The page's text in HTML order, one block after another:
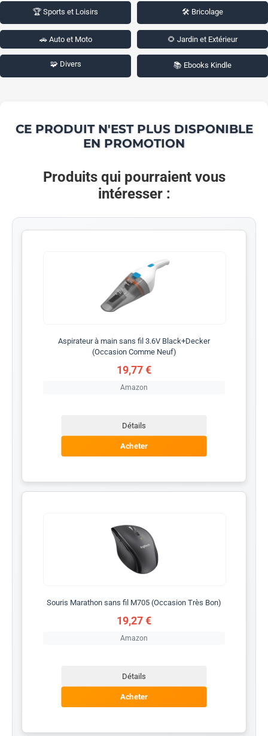
🏆 Sports et Loisirs 🛠️ Bricolage
🚗 Auto et Moto 🌻 Jardin et Extérieur
🧩 Divers 📚 Ebooks Kindle
CE PRODUIT N'EST PLUS DISPONIBLE
EN PROMOTION
Produits qui pourraient vous
intéresser :
Aspirateur à main sans fil 3.6V Black+Decker
(Occasion Comme Neuf)
19,77 €
Amazon
Détails
Acheter
Souris Marathon sans fil M705 (Occasion Très Bon)
19,27 €
Amazon
Détails
Acheter